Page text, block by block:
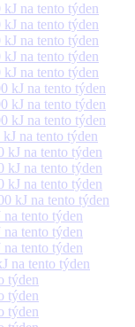
na tento týden
na tento týden
na tento týden
na tento týden
na tento týden
kJ na tento týden
kJ na tento týden
kJ na tento týden
na tento týden
na tento týden
na tento týden
na tento týden
kJ na tento týden
tento týden
tento týden
tento týden
na tento týden
týden
týden
týden